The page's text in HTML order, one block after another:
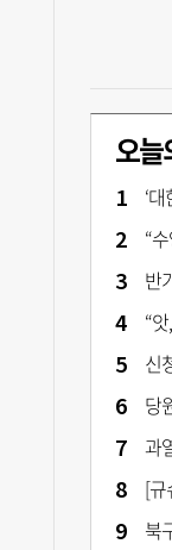
오늘
‘대
“수
반
“앗,
신청사
당원
과열
[규슈
북